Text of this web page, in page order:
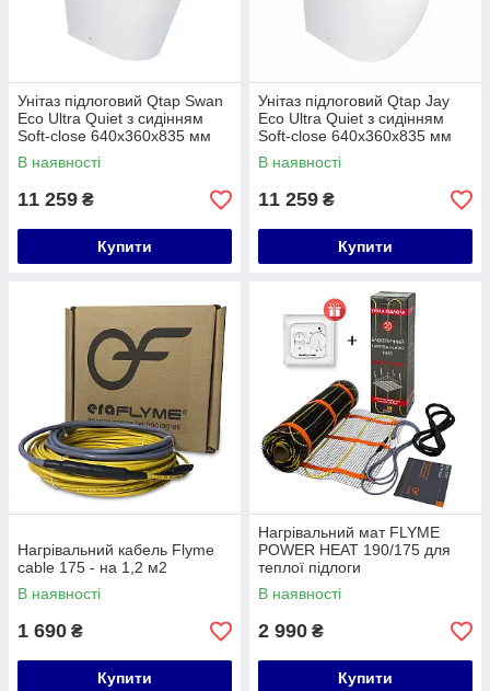
Унітаз підлоговий Qtap Swan
Eco Ultra Quiet з сидінням
Soft-close 640x360x835 мм
QTSWA27W48748 White
В наявності
11 259 ₴
Купити
Унітаз підлоговий Qtap Jay
Eco Ultra Quiet з сидінням
Soft-close 640x360x835 мм
QTJAY27W48749 White
В наявності
11 259 ₴
Купити
Нагрівальний кабель Flyme
cable 175 - на 1,2 м2
В наявності
1 690 ₴
Купити
Нагрівальний мат FLYME
POWER HEAT 190/175 для
теплої підлоги
В наявності
2 990 ₴
Купити